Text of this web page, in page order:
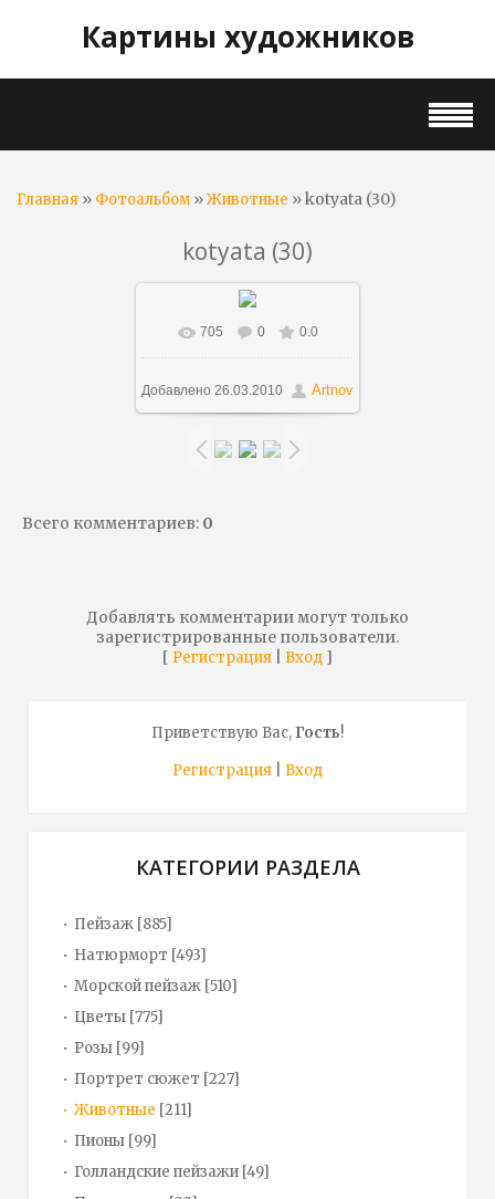
Картины художников
Главная » Фотоальбом»Животные » kotyata (30)
kotyata (30)
В реальном размере
1024x768 / 61.8Kb
705 0 0.0
Добавлено 26.03.2010 Artnov
Всего комментариев: 0
Добавлять комментарии могут только
зарегистрированные пользователи.
[ Регистрация Вход ]
Приветствую Вас,Гость!
Регистрация
Вход
КАТЕГОРИИ РАЗДЕЛА
Пейзаж [885]
Натюрморт [493]
Морской пейзаж [510]
Цветы [775]
Розы [99]
Портрет сюжет [227]
Животные [211]
Пионы [99]
Голландские пейзажи [49]